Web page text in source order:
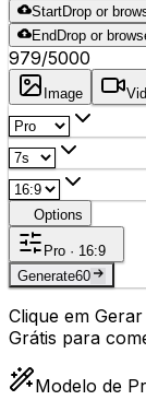
StartDrop or
End Drop or
979/5000
Image
Options
Pro · 16:9
Generate60
Clique em
Grátis para
Modelo de